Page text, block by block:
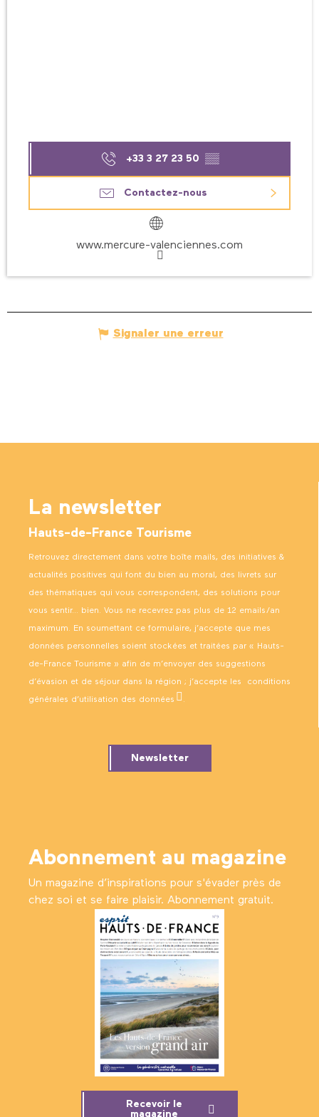
+33 3 27 23 50 ▒▒
Contactez-nous
www.mercure-valenciennes.com
Signaler une erreur
La newsletter
Hauts-de-France Tourisme
Retrouvez directement dans votre boîte mails, des initiatives &
actualités positives qui font du bien au moral, des livrets sur
des thématiques qui vous correspondent, des solutions pour
vous sentir… bien. Vous ne recevrez pas plus de 12 emails/an
maximum. En soumettant ce formulaire, j’accepte que mes
données personnelles soient stockées et traitées par « Hauts-
de-France Tourisme » afin de m’envoyer des suggestions
d’évasion et de séjour dans la région ; j’accepte les conditions
générales d’utilisation des données .
Newsletter
Abonnement au magazine
Un magazine d’inspirations pour s'évader près de
chez soi et se faire plaisir. Abonnement gratuit.
Recevoir le
magazine